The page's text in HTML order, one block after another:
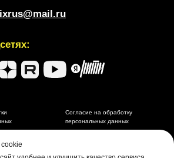
сопровождение depdes.ru
Согласие на обработку
персональных данных